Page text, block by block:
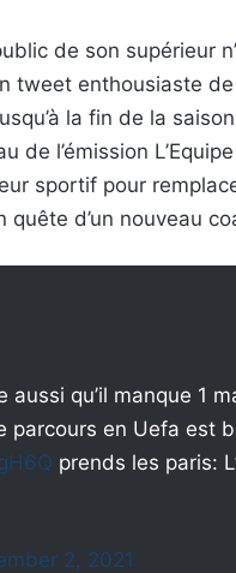
de son supérieur
tweet enthousiaste de
la fin de la
de l’émission
sportif pour
d’un nouveau
qu’il manque 1
parcours en Uefa est
prends les paris:
2, 2021